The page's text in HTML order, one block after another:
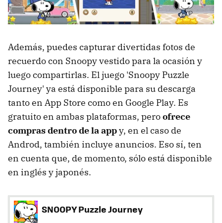
Además, puedes capturar divertidas fotos de
recuerdo con Snoopy vestido para la ocasión y
luego compartirlas. El juego 'Snoopy Puzzle
Journey' ya está disponible para su descarga
tanto en App Store como en Google Play. Es
gratuito en ambas plataformas, peroofrece
compras dentro de la appy, en el caso de
Androd, también incluye anuncios. Eso sí, ten
en cuenta que, de momento, sólo está disponible
en inglés y japonés.
SNOOPY Puzzle Journey